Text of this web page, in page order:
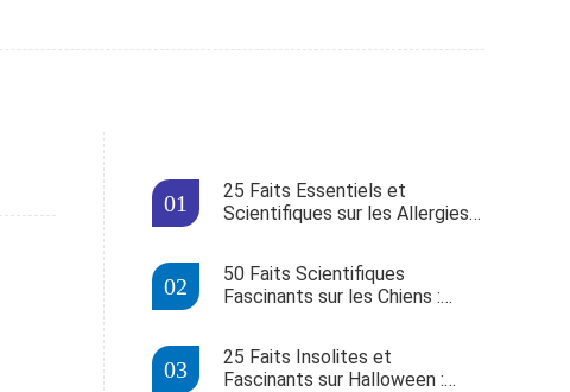
25 Faits Essentiels et
Scientifiques sur les Allergies
50 Faits Scientifiques
Fascinants sur les Chiens :
Comportement
25 Faits Insolites et
Fascinants sur Halloween :